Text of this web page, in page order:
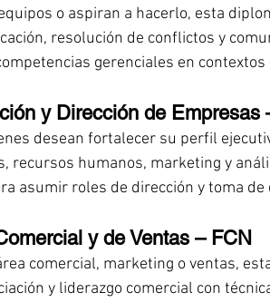
o aspiran a hacerlo, esta
resolución de conflictos y
gerenciales en
y Dirección de Empresas
desean fortalecer su perfil
recursos humanos, marketing y
asumir roles de dirección y toma de
y de Ventas – FCN
comercial, marketing o ventas,
y liderazgo comercial con